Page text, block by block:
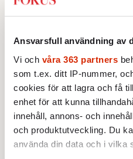
Ansvarsfull användning av
Vi och våra 363 partners
som t.ex. ditt IP-nummer,
cookies för att lagra och få
enhet för att kunna
innehåll, annons- och
och produktutveckling. Du
använda din data och i vilka
– Om man för sitt
– Det finns med
slängs i naturen, men
beteendeproblem,